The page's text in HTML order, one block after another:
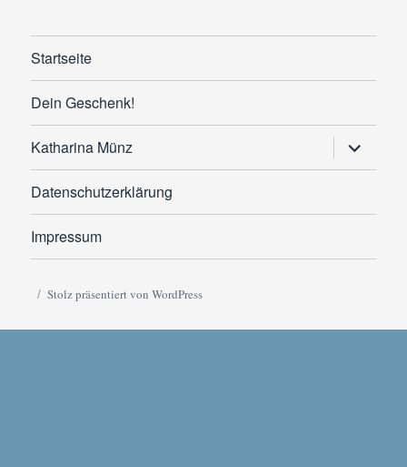
Startseite
Dein Geschenk!
Katharina Münz
anzeigen
Datenschutzerklärung
Impressum
Stolz präsentiert von WordPress